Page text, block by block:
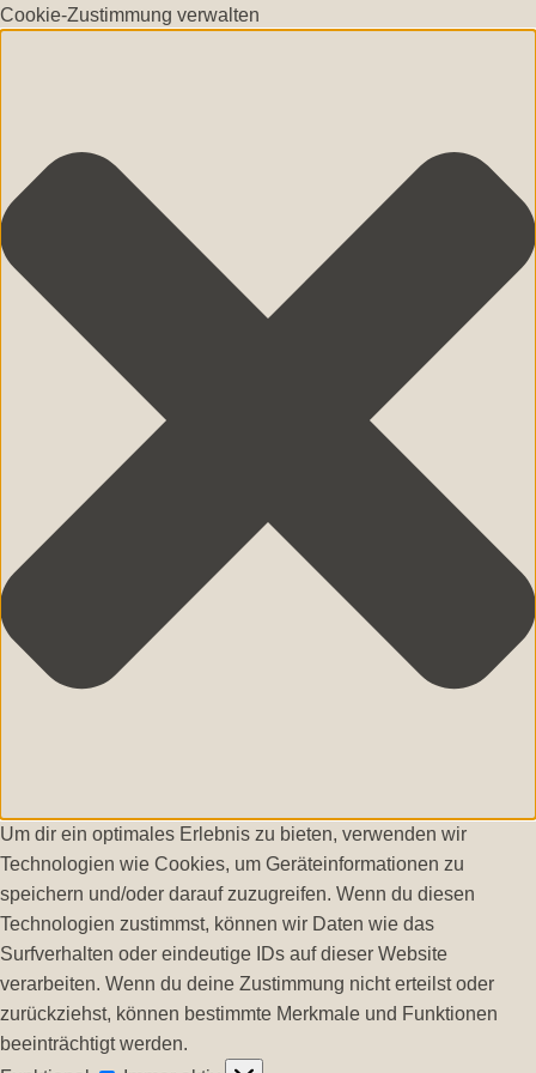
Cookie-Zustimmung verwalten
Um dir ein optimales Erlebnis zu bieten, verwenden wir
Technologien wie Cookies, um Geräteinformationen zu
speichern und/oder darauf zuzugreifen. Wenn du diesen
Technologien zustimmst, können wir Daten wie das
Surfverhalten oder eindeutige IDs auf dieser Website
verarbeiten. Wenn du deine Zustimmung nicht erteilst oder
zurückziehst, können bestimmte Merkmale und Funktionen
beeinträchtigt werden.